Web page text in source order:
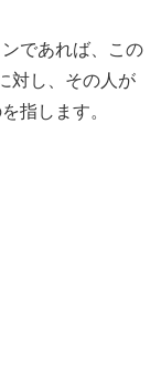
であれば、この
対し、その人が
指します。